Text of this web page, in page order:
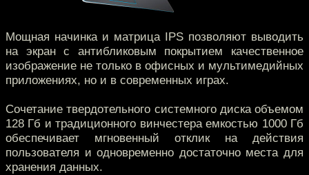
Мощная начинка и матрица IPS позволяют выводить
на экран с антибликовым покрытием качественное
изображение не только в офисных и мультимедийных
приложениях, но и в современных играх.
Сочетание твердотельного системного диска объемом
128 Гб и традиционного винчестера емкостью 1000 Гб
обеспечивает мгновенный отклик на действия
пользователя и одновременно достаточно места для
хранения данных.